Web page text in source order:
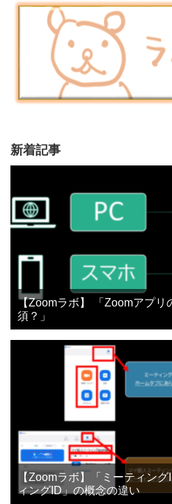
新着記事
【Zoomラボ】 「Zoomアプリ
須？」
【Zoomラボ】「ミーティン
ィングID」の概念の違い